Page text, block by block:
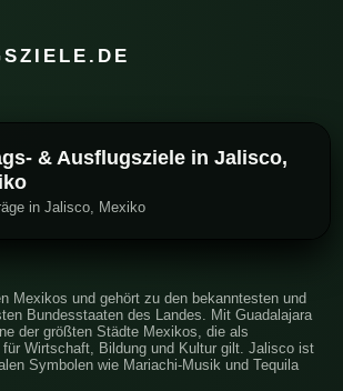
& Ausflugsziele in Jalisco,
in Jalisco, Mexiko
Mexikos und gehört zu den bekanntesten und
Bundesstaaten des Landes. Mit Guadalajara
der größten Städte Mexikos, die als
für Wirtschaft, Bildung und Kultur gilt. Jalisco ist
Symbolen wie Mariachi-Musik und Tequila